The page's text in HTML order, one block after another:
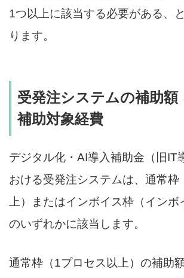
1つ以上に該当する必要がある、
ります。
受発注システムの補助額
補助対象経費
デジタル化・AI導入補助金（旧IT
おける受発注システムは、通常枠
上）またはインボイス枠（インボ
のいずれかに該当します。
通常枠（1プロセス以上）の補助